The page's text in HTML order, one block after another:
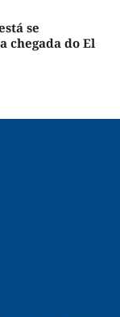
se
chegada do El